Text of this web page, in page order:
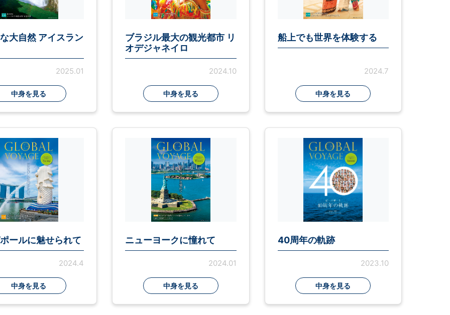
大自然 アイスラン
2025.01
中身を見る
ブラジル最大の観光都市 リ
オデジャネイロ
2024.10
中身を見る
船上でも世界を体験する
2024.7
中身を見る
ールに魅せられて
2024.4
中身を見る
ニューヨークに憧れて
2024.01
中身を見る
40周年の軌跡
2023.10
中身を見る